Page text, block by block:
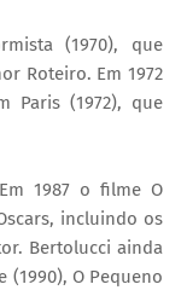
(1970), que
Roteiro. Em 1972
Paris (1972), que
1987 o filme O
incluindo os
Bertolucci ainda
(1990), O Pequeno